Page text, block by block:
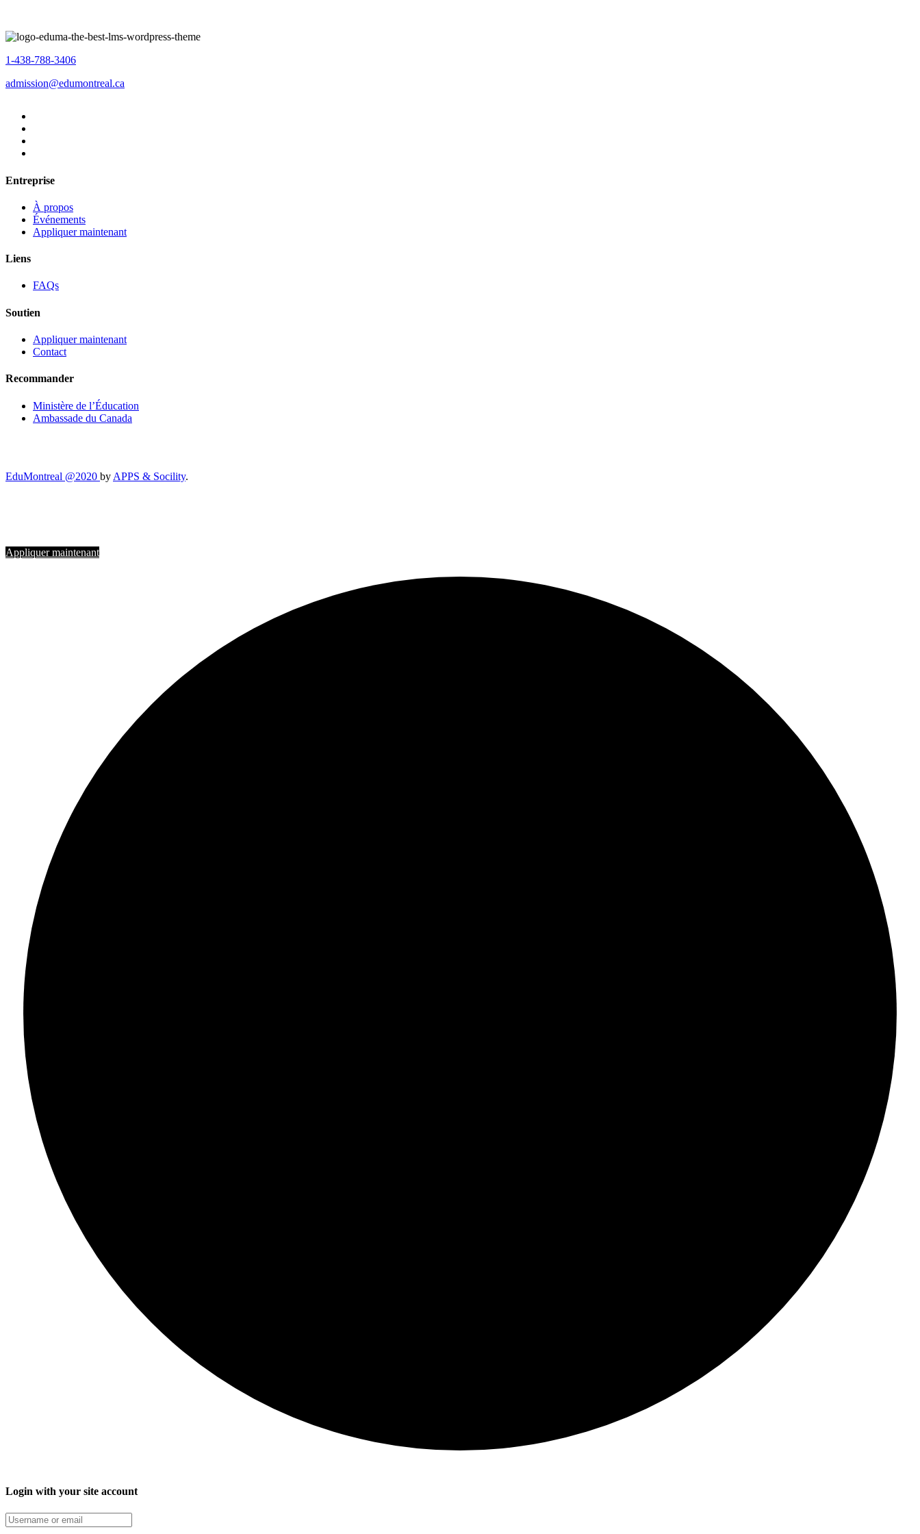
1-438-788-3406
admission@edumontreal.ca
Entreprise
À propos
Événements
Appliquer maintenant
Liens
FAQs
Soutien
Appliquer maintenant
Contact
Recommander
Ministère de l’Éducation
Ambassade du Canada
EduMontreal @2020 by APPS & Socility.
Appliquer maintenant
Login with your site account